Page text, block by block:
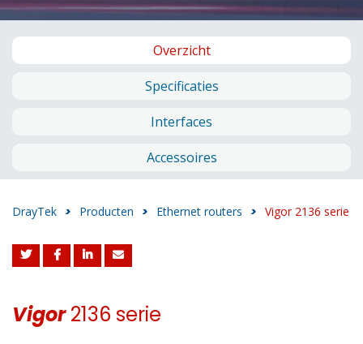
Overzicht
Specificaties
Interfaces
Accessoires
DrayTek > Producten > Ethernet routers > Vigor 2136 serie
Vigor2136 serie